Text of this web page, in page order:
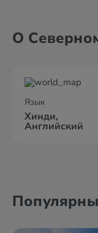
О
Язык
Хинди,
Английский